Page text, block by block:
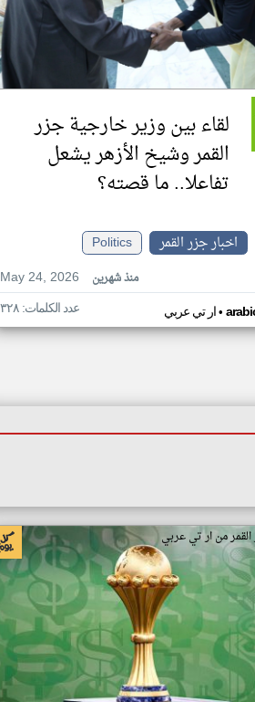
لقاء بين وزير خارجية جزر
القمر وشيخ الأزهر يشعل
تفاعلا.. ما قصته؟
اخبار جزر القمر
Politics
May 24, 2026
منذ شهرين
ار تي عربي• عدد الكلمات: ٣٢٨
من ار تي عربي